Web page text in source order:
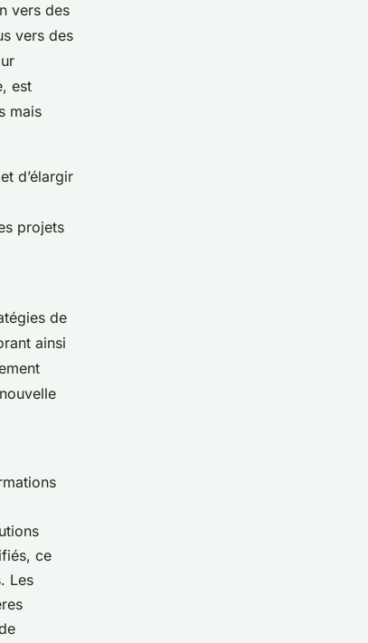
vers des
vers des
est
mais
d’élargir
projets
de
ainsi
ce
Les